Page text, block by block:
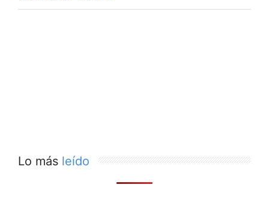
Lo más leído